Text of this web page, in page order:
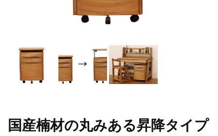
国産楠材の丸みある昇降タイプ